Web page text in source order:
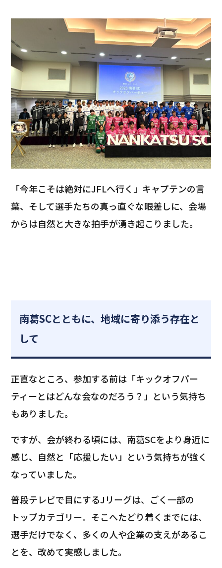
「今年こそは絶対にJFLへ行く」キャプテンの言
葉、そして選手たちの真っ直ぐな眼差しに、会場
からは自然と大きな拍手が湧き起こりました。
南葛SCとともに、地域に寄り添う存在と
して
正直なところ、参加する前は「キックオフパー
ティーとはどんな会なのだろう？」という気持ち
もありました。
ですが、会が終わる頃には、南葛SCをより身近に
感じ、自然と「応援したい」という気持ちが強く
なっていました。
普段テレビで目にするJリーグは、ごく一部の
トップカテゴリー。そこへたどり着くまでには、
選手だけでなく、多くの人や企業の支えがあるこ
とを、改めて実感しました。